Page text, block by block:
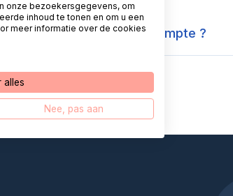
– Comment créer un compte ?
onze bezoekersgegevens, om
inhoud te tonen en om u een
meer informatie over de cookies
alles
Nee, pas aan